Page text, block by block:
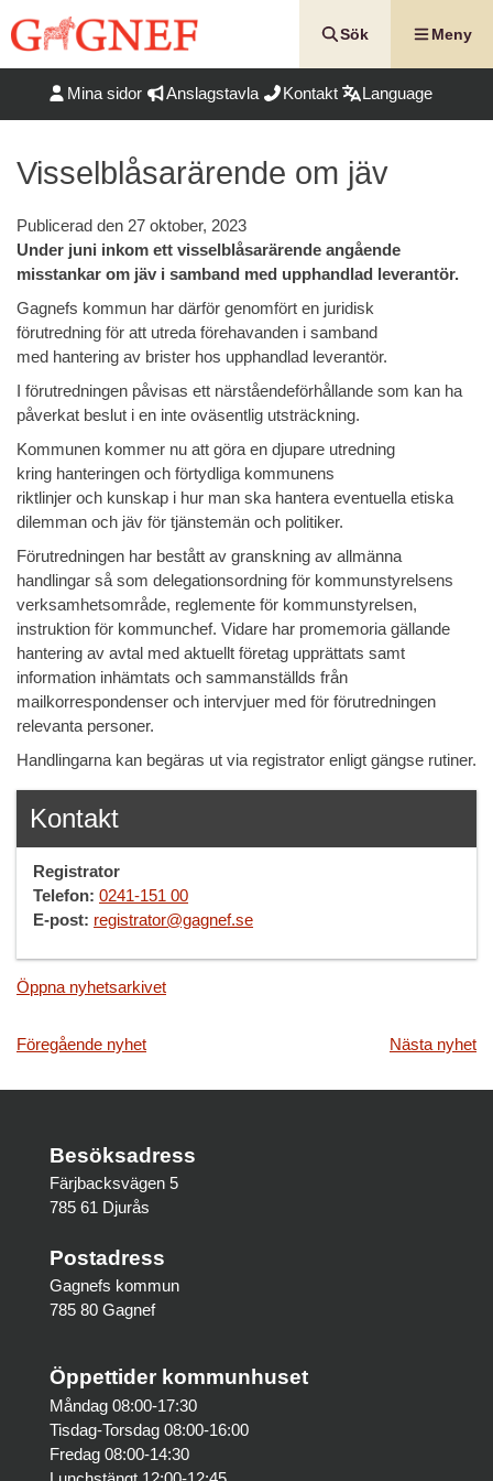
till
Sök Meny
Mina sidor Anslagstavla Kontakt Language
Visselblåsarärende om jäv
Publicerad den 27 oktober, 2023
Under juni inkom ett visselblåsarärende angående
misstankar om jäv i samband med upphandlad leverantör.
Gagnefs kommun har därför genomfört en juridisk
förutredning för att utreda förehavanden i samband
med hantering av brister hos upphandlad leverantör.
I förutredningen påvisas ett närståendeförhållande som kan ha
påverkat beslut i en inte oväsentlig utsträckning.
Kommunen kommer nu att göra en djupare utredning
kring hanteringen och förtydliga kommunens
riktlinjer och kunskap i hur man ska hantera eventuella etiska
dilemman och jäv för tjänstemän och politiker.
Förutredningen har bestått av granskning av allmänna
handlingar så som delegationsordning för kommunstyrelsens
verksamhetsområde, reglemente för kommunstyrelsen,
instruktion för kommunchef. Vidare har promemoria gällande
hantering av avtal med aktuellt företag upprättats samt
information inhämtats och sammanställds från
mailkorrespondenser och intervjuer med för förutredningen
relevanta personer.
Handlingarna kan begäras ut via registrator enligt gängse rutiner.
Kontakt
Registrator
Telefon:0241-151 00
E-post: registrator@gagnef.se
Öppna nyhetsarkivet
Inläggsnavigering
Föregående nyhet Nästa nyhet
Besöksadress
Färjbacksvägen 5
785 61 Djurås
Postadress
Gagnefs kommun
785 80 Gagnef
Öppettider kommunhuset
Måndag 08:00-17:30
Tisdag-Torsdag 08:00-16:00
Fredag 08:00-14:30